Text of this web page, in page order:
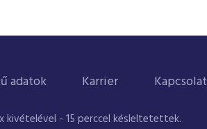
adatok Karrier Kapcsolat
kivételével - 15 perccel késleltetettek.